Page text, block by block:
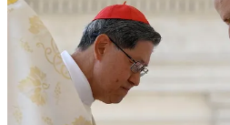
vida por el rebaño.El ministerio de
precisamente por este amor
preside en la caridad y su
Cristo . No se trata nunca de atrapar a
sometimiento, con la propaganda
poder, sino que se trata siempre y
Jesús.